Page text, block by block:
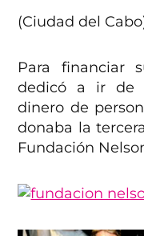
(Ciudad del
Para financiar
dedicó a ir de
dinero de
donaba la
Fundación